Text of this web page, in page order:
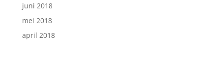
juni 2018
mei 2018
april 2018